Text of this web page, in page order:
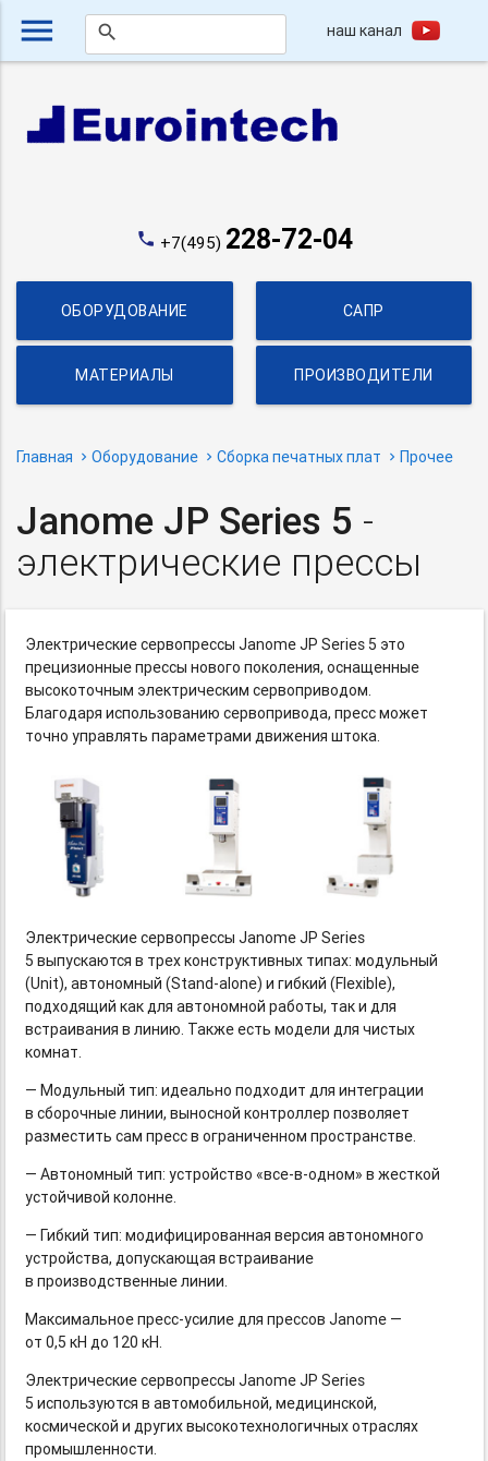
menu search наш канал
phone +7(495) 228-72-04
ОБОРУДОВАНИЕ САПР
МАТЕРИАЛЫ ПРОИЗВОДИТЕЛИ
Главная Оборудование Сборка печатных плат Прочее
Janome JP Series 5 -
электрические прессы
Электрические сервопрессы Janome JP Series 5 это
прецизионные прессы нового поколения, оснащенные
высокоточным электрическим сервоприводом.
Благодаря использованию сервопривода, пресс может
точно управлять параметрами движения штока.
Электрические сервопрессы Janome JP Series
5 выпускаются в трех конструктивных типах: модульный
(Unit), автономный(Stand-alone) и гибкий (Flexible),
подходящий как для автономной работы, так и для
встраивания в линию. Также есть модели для чистых
комнат.
— Модульный тип: идеально подходит для интеграции
в сборочные линии, выносной контроллер позволяет
разместить сам пресс в ограниченном пространстве.
— Автономный тип: устройство «все-в-одном» в жесткой
устойчивой колонне.
— Гибкий тип: модифицированная версия автономного
устройства, допускающая встраивание
в производственные линии.
Максимальноепресс-усилиедля прессов Janome —
от 0,5 кН до 120 кН.
Электрические сервопрессы Janome JP Series
5 используются в автомобильной, медицинской,
космической и других высокотехнологичных отраслях
промышленности.